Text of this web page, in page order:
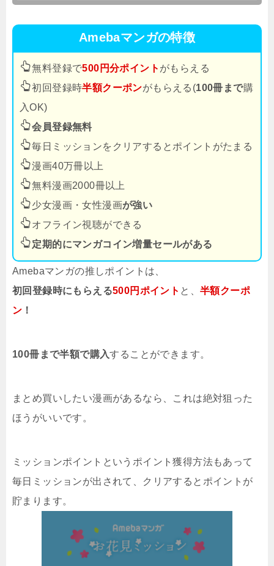
Amebaマンガの特徴
無料登録で500円分ポイント がもらえる
初回登録時半額クーポンがもらえる(100冊まで購
入OK)
会員登録無料
毎日ミッションをクリアするとポイントがたまる
漫画40万冊以上
無料漫画2000冊以上
少女漫画・女性漫画が強い
オフライン視聴ができる
定期的にマンガコイン増量セールがある
Amebaマンガの推しポイントは、
初回登録時にもらえる500円ポイント と、半額クーポ
ン ！
100冊まで半額で購入することができます。
まとめ買いしたい漫画があるなら、これは絶対狙った
ほうがいいです。
ミッションポイントというポイント獲得方法もあって
毎日ミッションが出されて、クリアするとポイントが
貯まります。